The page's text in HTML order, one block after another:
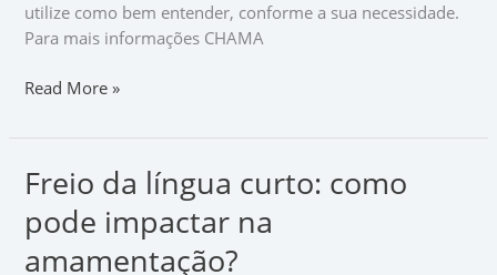
utilize como bem entender, conforme a sua necessidade.
Para mais informações CHAMA
Read More »
Freio da língua curto: como
pode impactar na
amamentação?
Freio
da
língua
curto: